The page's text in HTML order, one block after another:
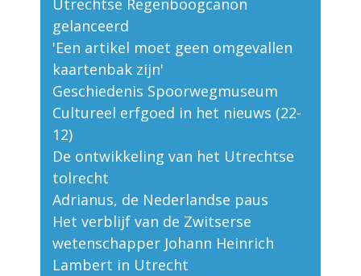
Utrechtse Regenboogcanon
gelanceerd
'Een artikel moet geen omgevallen
kaartenbak zijn'
Geschiedenis Spoorwegmuseum
Cultureel erfgoed in het nieuws (22-
12)
De ontwikkeling van het Utrechtse
tolrecht
Adrianus, de Nederlandse paus
Het verblijf van de Zwitserse
wetenschapper Johann Heinrich
Lambert in Utrecht